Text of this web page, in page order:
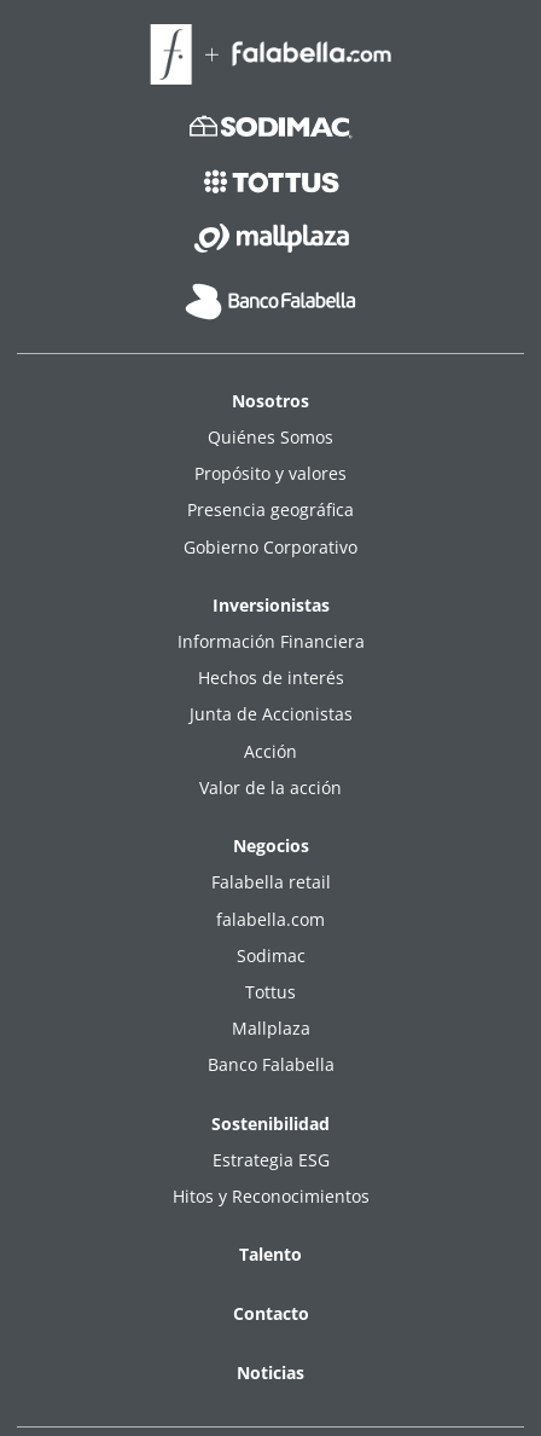
Nosotros
Quiénes Somos
Propósito y valores
Presencia geográfica
Gobierno Corporativo
Inversionistas
Información Financiera
Hechos de interés
Junta de Accionistas
Acción
Valor de la acción
Negocios
Falabella retail
falabella.com
Sodimac
Tottus
Mallplaza
Banco Falabella
Sostenibilidad
Estrategia ESG
Hitos y Reconocimientos
Talento
Contacto
Noticias